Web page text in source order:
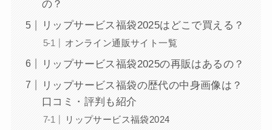
の？
リップサービス福袋2025はどこで買える？
オンライン通販サイト一覧
リップサービス福袋2025の再販はあるの？
リップサービス福袋の歴代の中身画像は？
口コミ・評判も紹介
リップサービス福袋2024